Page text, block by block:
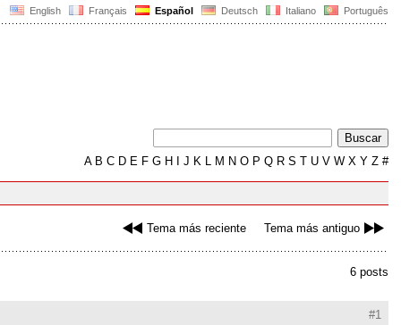
English Français Español Deutsch Italiano Português
AB C D E F G H J K L M N O P Q R S T U V W X Y Z #
Tema más reciente Tema más antiguo
6 posts
#1